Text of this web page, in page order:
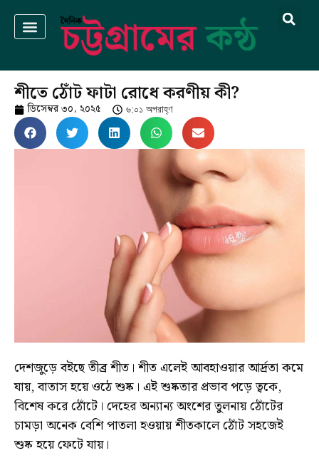
শীতে ঠোঁট ফাটা রোধে করণীয় কী?
ডিসেম্বর ৩০, ২০২৫ ৬:০১ অপরাহ্ণ
দেশজুড়ে বইছে তীব্র শীত। শীত এলেই আবহাওয়ার আর্দ্রতা কমে
যায়, বাতাস হয়ে ওঠে শুষ্ক। এই শুষ্কতার প্রভাব পড়ে ত্বকে,
বিশেষ করে ঠোঁটে। দেহের অন্যান্য অংশের তুলনায় ঠোঁটের
চামড়া অনেক বেশি পাতলা হওয়ায় শীতকালে ঠোঁট সহজেই
শুষ্ক হয়ে ফেটে যায়।